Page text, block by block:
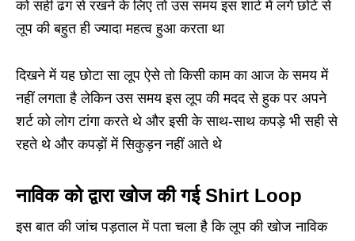
को सही ढंग से रखने के लिए तो उस समय इस शार्ट में लगे छोटे से
लूप की बहुत ही ज्यादा महत्व हुआ करता था
दिखने में यह छोटा सा लूप ऐसे तो किसी काम का आज के समय में
नहीं लगता है लेकिन उस समय इस लूप की मदद से हुक पर अपने
शर्ट को लोग टांगा करते थे और इसी के साथ-साथ कपड़े भी सही से
रहते थे और कपड़ों में सिकुड़न नहीं आते थे
नाविक को द्वारा खोज की गई Shirt Loop
इस बात की जांच पड़ताल में पता चला है कि लूप की खोज नाविक